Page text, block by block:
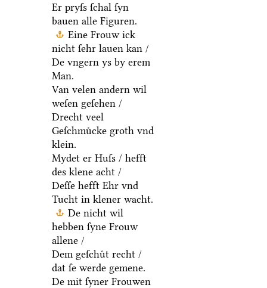
Er pryſs ſchal ſyn
bauen alle Figuren.
Eine Frouw ick
nicht ſehr lauen kan /
De vngern ys by erem
Man.
Van velen andern wil
weſen geſehen /
Drecht veel
Geſchmuͤcke groth vnd
klein.
Mydet er Huſs / hefft
des klene acht /
Deſſe hefft Ehr vnd
Tucht in klener wacht.
De nicht wil
hebben ſyne Frouw
allene /
Dem geſchuͤt recht /
dat ſe werde gemene.
De mit ſyner Frouwen